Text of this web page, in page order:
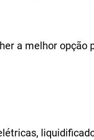
a melhor opção